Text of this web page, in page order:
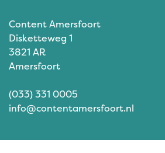
Content Amersfoort
Disketteweg 1
3821 AR
Amersfoort
(033) 331 0005
info@contentamersfoort.nl